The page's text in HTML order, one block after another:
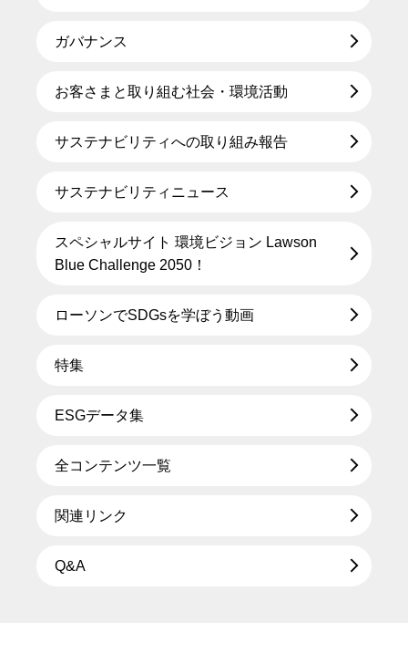
ガバナンス
お客さまと取り組む社会・環境活動
サステナビリティへの取り組み報告
サステナビリティニュース
スペシャルサイト 環境ビジョン Lawson
Blue Challenge 2050！
ローソンでSDGsを学ぼう動画
特集
ESGデータ集
全コンテンツ一覧
関連リンク
Q&A